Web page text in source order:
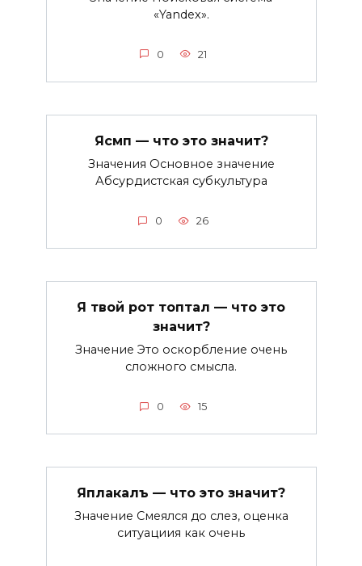
«Yandex».
0 21
Ясмп — что это значит?
Значения Основное значение
Абсурдистская субкультура
0 26
Я твой рот топтал — что это
значит?
Значение Это оскорбление очень
сложного смысла.
0 15
Яплакалъ — что это значит?
Значение Смеялся до слез, оценка
ситуациия как очень